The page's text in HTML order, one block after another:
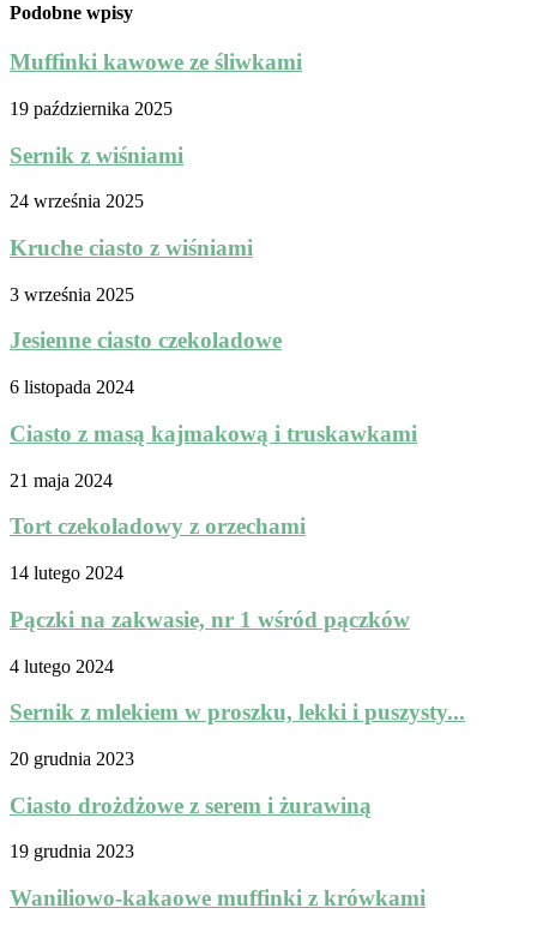
Podobne wpisy
Muffinki kawowe ze śliwkami
19 października 2025
Sernik z wiśniami
24 września 2025
Kruche ciasto z wiśniami
3 września 2025
Jesienne ciasto czekoladowe
6 listopada 2024
Ciasto z masą kajmakową i truskawkami
21 maja 2024
Tort czekoladowy z orzechami
14 lutego 2024
Pączki na zakwasie, nr 1 wśród pączków
4 lutego 2024
Sernik z mlekiem w proszku, lekki i puszysty...
20 grudnia 2023
Ciasto drożdżowe z serem i żurawiną
19 grudnia 2023
Waniliowo-kakaowe muffinki z krówkami